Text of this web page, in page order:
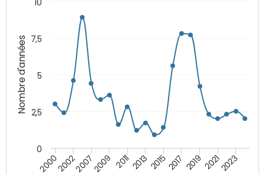
Nombre d'années
2000200220072009 2011 2013 20152017 2019 20212023
0
2,5
5
7,5
10